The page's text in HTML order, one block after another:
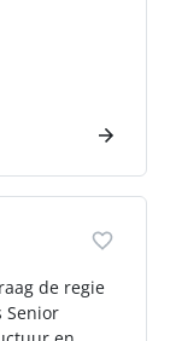
de regie
Senior